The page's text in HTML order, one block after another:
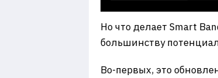
Но что делает Smart
большинству
Во-первых, это